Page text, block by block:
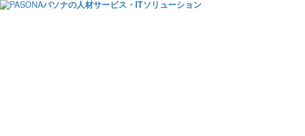
パソナの人材サービス・ITソリューション